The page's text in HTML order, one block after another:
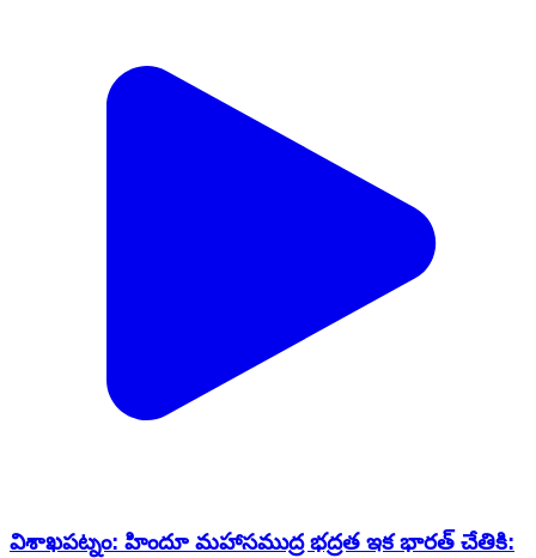
విశాఖపట్నం: హిందూ మహాసముద్ర భద్రత ఇక భారత్ చేతికి: